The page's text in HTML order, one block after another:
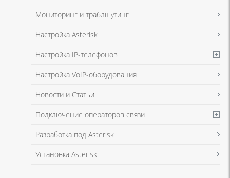
Мониторинг и траблшутинг
Настройка Asterisk
Настройка IP-телефонов
Настройка VoIP-оборудования
Новости и Статьи
Подключение операторов связи
Разработка под Asterisk
Установка Asterisk